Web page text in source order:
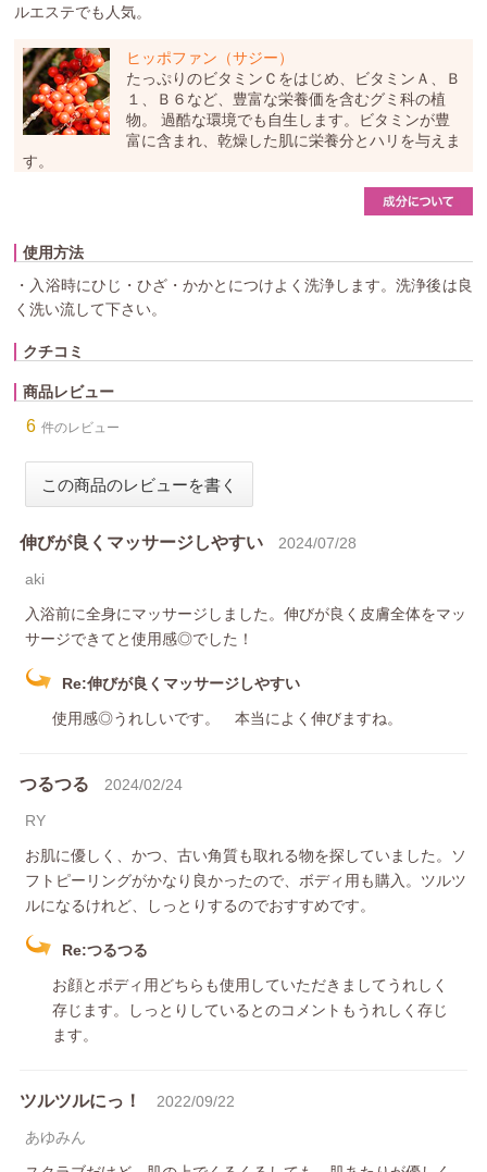
ルエステでも人気。
ヒッポファン（サジー）
たっぷりのビタミンＣをはじめ、ビタミンＡ、Ｂ
１、Ｂ６など、豊富な栄養価を含むグミ科の植
物。 過酷な環境でも自生します。ビタミンが豊
富に含まれ、乾燥した肌に栄養分とハリを与えま
す。
使用方法
・入浴時にひじ・ひざ・かかとにつけよく洗浄します。洗浄後は良
く洗い流して下さい。
クチコミ
商品レビュー
6 件のレビュー
伸びが良くマッサージしやすい 2024/07/28
aki
入浴前に全身にマッサージしました。伸びが良く皮膚全体をマッ
サージできてと使用感◎でした！
Re:伸びが良くマッサージしやすい
使用感◎うれしいです。 本当によく伸びますね。
つるつる 2024/02/24
RY
お肌に優しく、かつ、古い角質も取れる物を探していました。ソ
フトピーリングがかなり良かったので、ボディ用も購入。ツルツ
ルになるけれど、しっとりするのでおすすめです。
Re:つるつる
お顔とボディ用どちらも使用していただきましてうれしく
存じます。しっとりしているとのコメントもうれしく存じ
ます。
ツルツルにっ！ 2022/09/22
あゆみん